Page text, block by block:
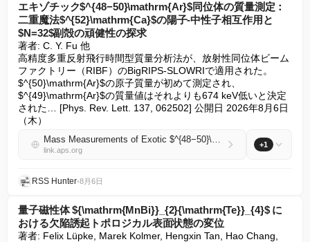
エキゾチック$^{48−50}\mathrm{Ar}$同位体の質量測定：
二重魔法$^{52}\mathrm{Ca}$の陽子-中性子相互作用と
$N=32$副殻の頑健性の探求
著者: C. Y. Fu 他
高精度多重反射飛行時間型質量分析法が、放射性同位体ビーム
ファクトリー（RIBF）のBigRIPS-SLOWRIで適用された。
$^{50}\mathrm{Ar}$の原子質量が初めて測定され、
$^{49}\mathrm{Ar}$の質量値はそれよりも674 keV低いと決定
された… [Phys. Rev. Lett. 137, 062502] 公開日 2026年8月6日
（木）
Mass Measurements of Exotic $^{48−50}\mathrm{Ar}$ Isotopes: Probing Proton-Neutron Interaction of the Doubly Magic $^{52}\mathrm{Ca}$ and the Robustness of $N=32$ Subshell
link.aps.org
+1
RSS Hunter•8月6日
量子磁性体 ${\mathrm{MnBi}}_{2}{\mathrm{Te}}_{4}$ に
おける欠陥誘起トポロジカル表面状態の変位
著者: Felix Lüpke, Marek Kolmer, Hengxin Tan, Hao Chang,